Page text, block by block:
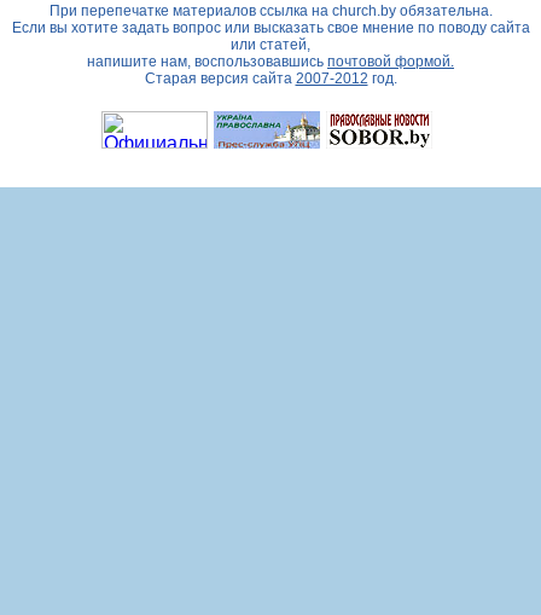
При перепечатке материалов ссылка на church.byобязательна.
Если вы хотите задать вопрос или высказать свое мнение по поводу сайта
или статей,
напишите нам, воспользовавшись почтовой формой.
Старая версия сайта 2007-2012 год.